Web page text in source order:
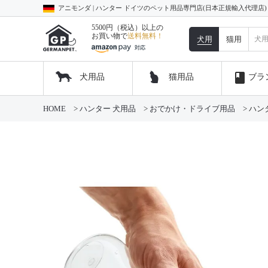
アニモンダ | ハンター ドイツのペット用品専門店(日本正規輸入代理店
5500円（税込）以上の
お買い物で送料無料！ 犬用 猫用
犬用品 猫用品 book ブラ
HOME ハンター 犬用品 おでかけ・ドライブ用品 ハン